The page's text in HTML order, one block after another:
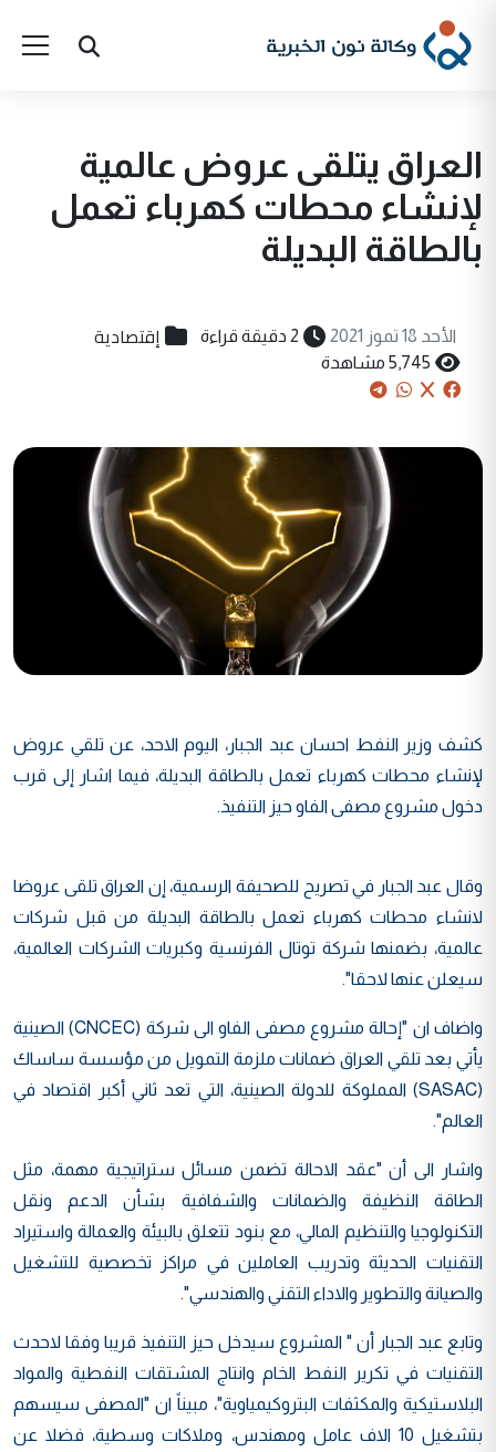
العراق يتلقى عروض عالمية
لإنشاء محطات كهرباء تعمل
بالطاقة البديلة
الأحد 18 تموز 2021 2 دقيقة قراءة إقتصادية
5,745 مشاهدة
كشف وزير النفط احسان عبد الجبار، اليوم الاحد، عن تلقي عروض
لإنشاء محطات كهرباء تعمل بالطاقة البديلة، فيما اشار إلى قرب
دخول مشروع مصفى الفاو حيز التنفيذ.
وقال عبد الجبار في تصريح للصحيفة الرسمية، إن العراق تلقى عروضا
لانشاء محطات كهرباء تعمل بالطاقة البديلة من قبل شركات
عالمية، بضمنها شركة توتال الفرنسية وكبريات الشركات العالمية،
سيعلن عنها لاحقا".
واضاف ان "إحالة مشروع مصفى الفاو الى شركة (CNCEC) الصينية
يأتي بعد تلقي العراق ضمانات ملزمة التمويل من مؤسسة ساساك
(SASAC) المملوكة للدولة الصينية، التي تعد ثاني أكبر اقتصاد في
العالم".
واشار الى أن "عقد الاحالة تضمن مسائل ستراتيجية مهمة، مثل
الطاقة النظيفة والضمانات والشفافية بشأن الدعم ونقل
التكنولوجيا والتنظيم المالي، مع بنود تتعلق بالبيئة والعمالة واستيراد
التقنيات الحديثة وتدريب العاملين في مراكز تخصصية للتشغيل
والصيانة والتطوير والاداء التقني والهندسي".
وتابع عبد الجبار أن " المشروع سيدخل حيز التنفيذ قريبا وفقا لاحدث
التقنيات في تكرير النفط الخام وانتاج المشتقات النفطية والمواد
البلاستيكية والمكثفات البتروكيمياوية"، مبيناً ان "المصفى سيسهم
بتشغيل 10 الاف عامل ومهندس، وملاكات وسطية، فضلا عن